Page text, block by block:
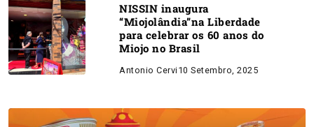
NISSIN inaugura
“Miojolândia”na Liberdade
para celebrar os 60 anos do
Miojo no Brasil
Antonio Cervi 10 Setembro, 2025